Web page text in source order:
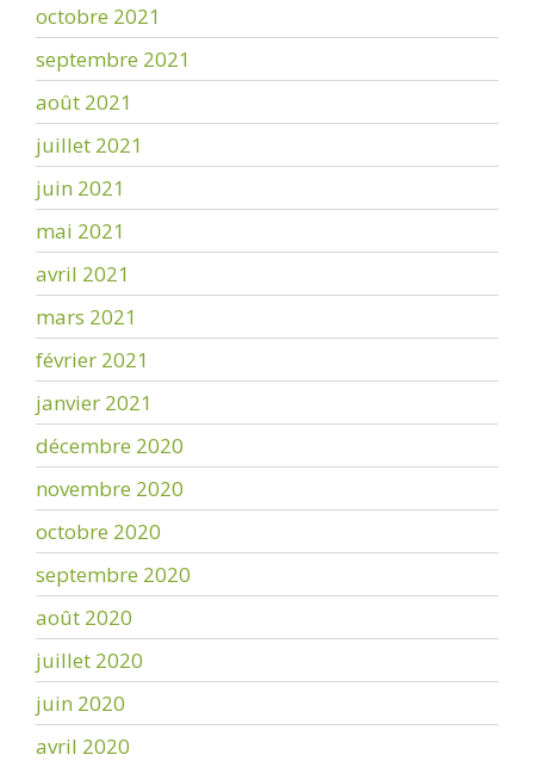
octobre 2021
septembre 2021
août 2021
juillet 2021
juin 2021
mai 2021
avril 2021
mars 2021
février 2021
janvier 2021
décembre 2020
novembre 2020
octobre 2020
septembre 2020
août 2020
juillet 2020
juin 2020
avril 2020